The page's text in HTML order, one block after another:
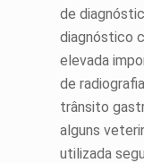
de
diagnóstico
elevada
de
trânsito
alguns
utilizada